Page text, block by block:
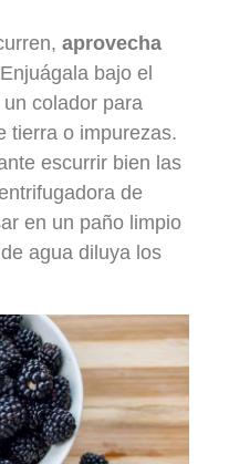
aprovecha
Enjuágala bajo el
colador para
tierra o impurezas.
escurrir bien las
de
en un paño limpio
agua diluya los